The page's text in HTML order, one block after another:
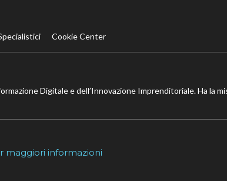
Cookie Center
Digitale e dell’Innovazione Imprenditoriale. Ha la
maggiori informazioni